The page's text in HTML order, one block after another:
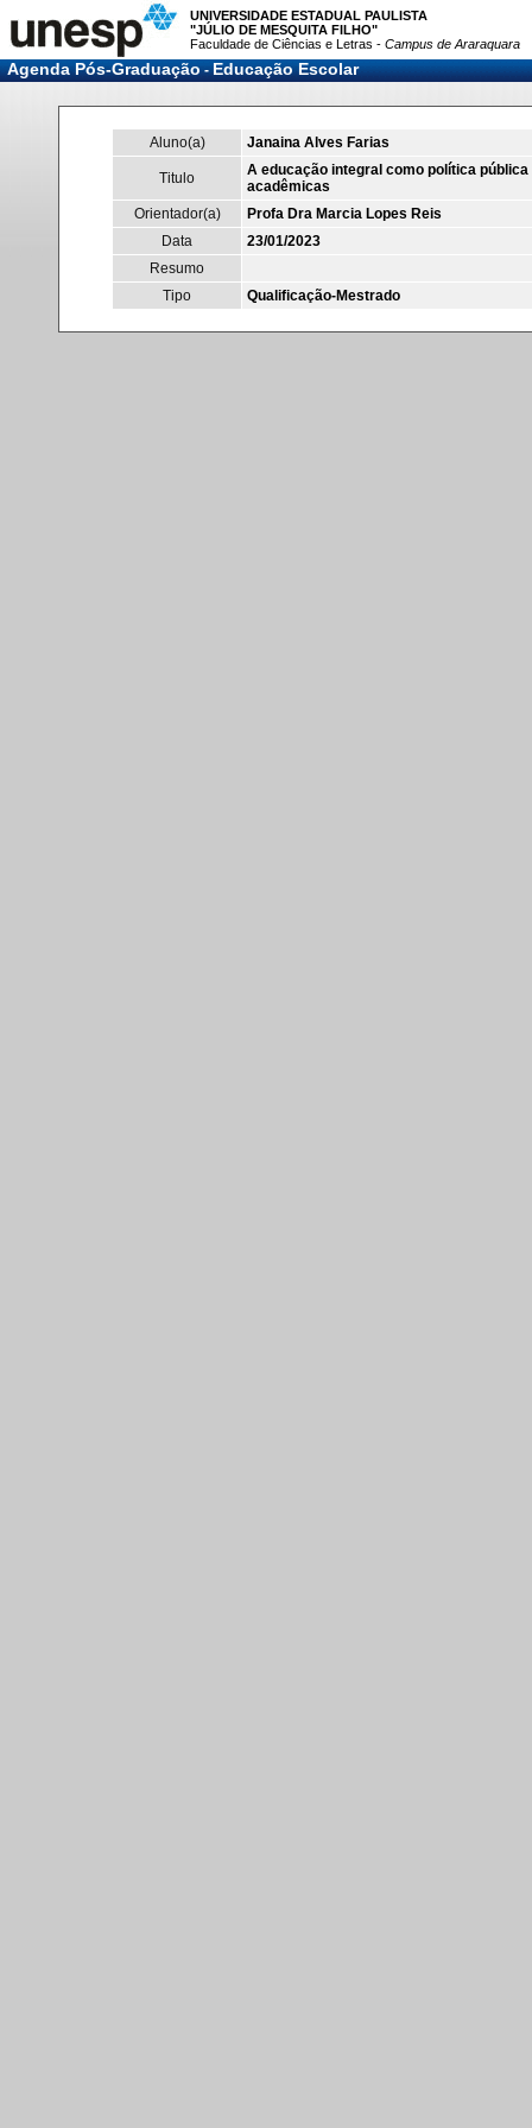
UNIVERSIDADE ESTADUAL PAULISTA
"JÚLIO DE MESQUITA FILHO"
Faculdade de Ciências e Letras - Campus de Araraquara
Agenda Pós-Graduação-Educação Escolar
Aluno(a) Janaina Alves Farias
Titulo
A educação integral como política
acadêmicas
Orientador(a)
Profa Dra Marcia Lopes Reis
Data
23/01/2023
Resumo
Tipo
Qualificação-Mestrado